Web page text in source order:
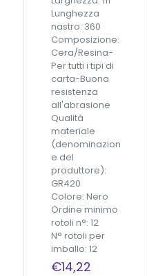
r
a
q
u
a
n
t
i
t
à
Lunghezza
nastro: 360
Composizione:
Cera/Resina-
Per tutti i tipi di
carta-Buona
resistenza
all'abrasione
Qualità
materiale
(denominazion
e del
produttore):
GR420
Colore: Nero
Ordine minimo
rotoli n°: 12
N° rotoli per
imballo: 12
€14,22